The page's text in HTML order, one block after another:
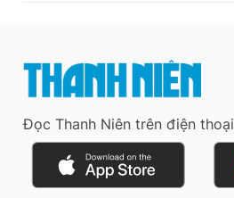
Đọc Thanh Niên trên điện thoại